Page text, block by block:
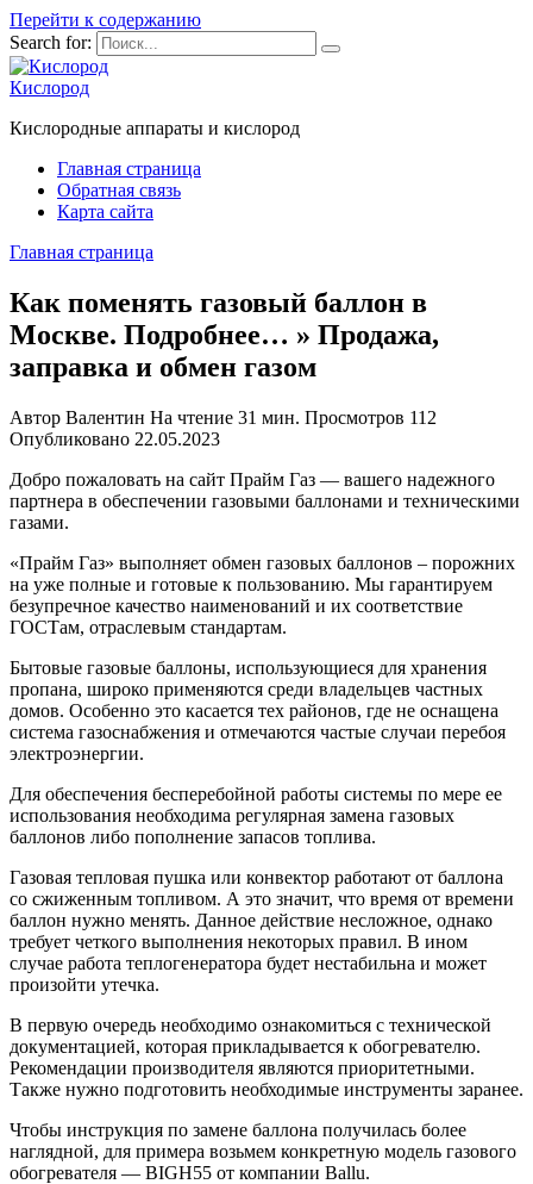
Перейти к содержанию
Search for:
Кислород
Кислородные аппараты и кислород
Главная страница
Обратная связь
Карта сайта
Главная страница
Как поменять газовый баллон в
Москве. Подробнее… » Продажа,
заправка и обмен газом
Автор Валентин На чтение 31 мин. Просмотров 112
Опубликовано 22.05.2023
Добро пожаловать на сайт Прайм Газ — вашего надежного
партнера в обеспечении газовыми баллонами и техническими
газами.
«Прайм Газ» выполняет обмен газовых баллонов – порожних
на уже полные и готовые к пользованию. Мы гарантируем
безупречное качество наименований и их соответствие
ГОСТам, отраслевым стандартам.
Бытовые газовые баллоны, использующиеся для хранения
пропана, широко применяются среди владельцев частных
домов. Особенно это касается тех районов, где не оснащена
система газоснабжения и отмечаются частые случаи перебоя
электроэнергии.
Для обеспечения бесперебойной работы системы по мере ее
использования необходима регулярная замена газовых
баллонов либо пополнение запасов топлива.
Газовая тепловая пушка или конвектор работают от баллона
со сжиженным топливом. А это значит, что время от времени
баллон нужно менять. Данное действие несложное, однако
требует четкого выполнения некоторых правил. В ином
случае работа теплогенератора будет нестабильна и может
произойти утечка.
В первую очередь необходимо ознакомиться с технической
документацией, которая прикладывается к обогревателю.
Рекомендации производителя являются приоритетными.
Также нужно подготовить необходимые инструменты заранее.
Чтобы инструкция по замене баллона получилась более
наглядной, для примера возьмем конкретную модель газового
обогревателя — BIGH55 от компании Ballu.